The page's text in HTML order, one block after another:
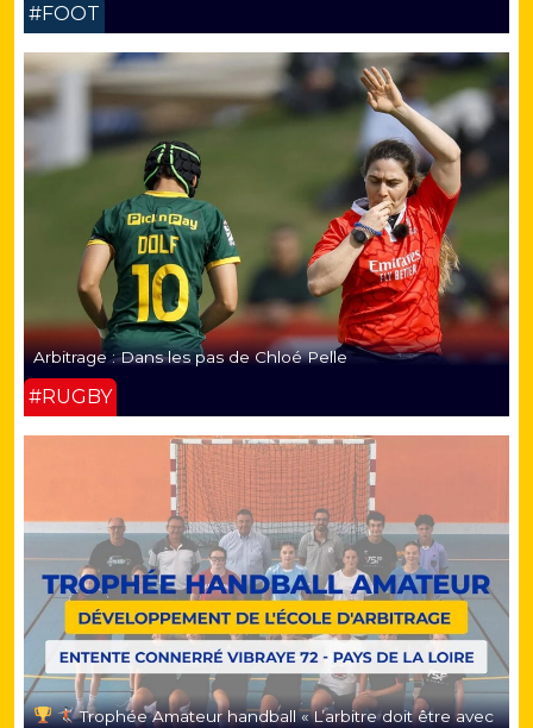
#FOOT
Arbitrage : Dans les pas de Chloé Pelle
#RUGBY
Trophée Amateur handball « L’arbitre doit être avec